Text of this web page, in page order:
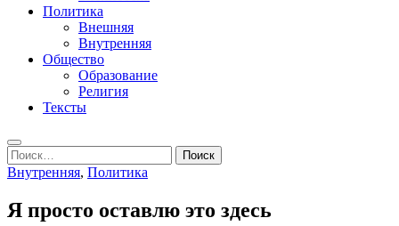
Политика
Внешняя
Внутренняя
Общество
Образование
Религия
Тексты
Поиск
Найти:
Внутренняя, Политика
Я просто оставлю это здесь